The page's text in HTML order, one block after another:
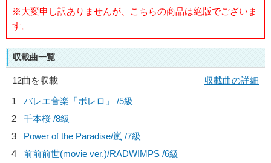
※大変申し訳ありませんが、こちらの商品は絶版でございま
す。
収載曲一覧
12曲を収載
収載曲の詳細
1
バレエ音楽「ボレロ」 /5級
2
千本桜 /8級
3
Power of the Paradise/嵐 /7級
4
前前前世(movie ver.)/RADWIMPS /6級